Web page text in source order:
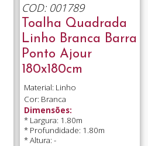
COD: 001789
Toalha Quadrada
Linho Branca Barra
Ponto Ajour
180x180cm
Material: Linho
Cor: Branca
Dimensões:
* Largura: 1.80m
* Profundidade: 1.80m
* Altura: -